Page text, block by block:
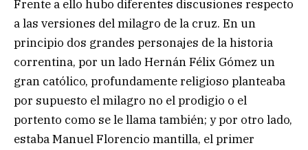
Frente a ello hubo diferentes discusiones respecto
a las versiones del milagro de la cruz. En un
principio dos grandes personajes de la historia
correntina, por un lado Hernán Félix Gómez un
gran católico, profundamente religioso planteaba
por supuesto el milagro no el prodigio o el
portento como se le llama también; y por otro lado,
estaba Manuel Florencio mantilla, el primer